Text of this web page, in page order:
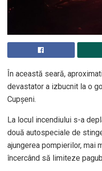
În această seară,
devastator a izbucnit la o
Cupșeni.
La locul incendiului s-a
două autospeciale de
ajungerea pompierilor, mai
încercând să limiteze